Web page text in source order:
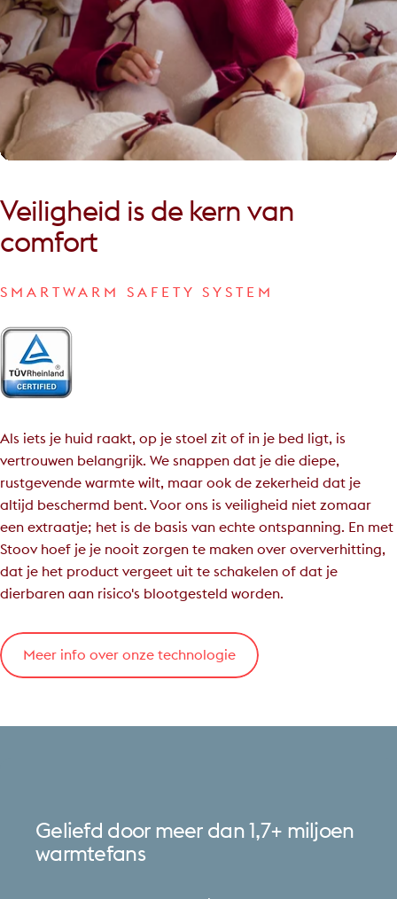
Veiligheid is de kern van
comfort
SMARTWARM SAFETY SYSTEM
Als iets je huid raakt, op je stoel zit of in je bed ligt, is
vertrouwen belangrijk. We snappen dat je die diepe,
rustgevende warmte wilt, maar ook de zekerheid dat je
altijd beschermd bent. Voor ons is veiligheid niet zomaar
een extraatje; het is de basis van echte ontspanning. En met
Stoov hoef je je nooit zorgen te maken over oververhitting,
dat je het product vergeet uit te schakelen of dat je
dierbaren aan risico's blootgesteld worden.
Meer info over onze technologie
Geliefd door meer dan 1,7+ miljoen
warmtefans